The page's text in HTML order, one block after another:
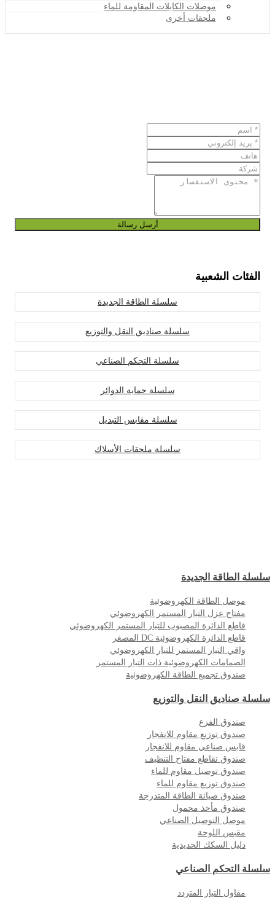
موصلات الكابلات المقاومة للماء
ملحقات أخرى
أرسل رسالة
الفئات الشعبية
سلسلة الطاقة الجديدة
سلسلة صناديق النقل والتوزيع
سلسلة التحكم الصناعي
سلسلة حماية الدوائر
سلسلة مقابس التبديل
سلسلة ملحقات الأسلاك
سلسلة الطاقة الجديدة
موصل الطاقة الكهروضوئية
مفتاح عزل التيار المستمر الكهروضوئي
قاطع الدائرة المصبوب للتيار المستمر الكهروضوئي
قاطع الدائرة الكهروضوئية DC المصغر
واقي التيار المستمر للتيار الكهروضوئي
الصمامات الكهروضوئية ذات التيار المستمر
صندوق تجميع الطاقة الكهروضوئية
سلسلة صناديق النقل والتوزيع
صندوق الفرع
صندوق توزيع مقاوم للانفجار
قابس صناعي مقاوم للانفجار
صندوق تقاطع مفتاح التنظيف
صندوق توصيل مقاوم للماء
صندوق توزيع مقاوم للماء
صندوق صيانة الطاقة المتدرجة
صندوق مأخذ محمول
موصل التوصيل الصناعي
مقبس اللوحة
دليل السكك الحديدية
سلسلة التحكم الصناعي
مقاول التيار المتردد